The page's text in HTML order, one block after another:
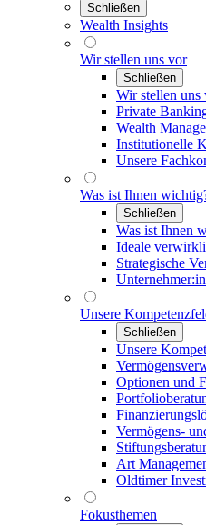
Schließen
Wealth Insights
Wir stellen uns vor
Schließen
Wir stellen uns
Private
Wealth
Institutionelle
Unsere
Was ist Ihnen
Schließen
Was ist Ihnen
Ideale
Strategische
Unsere
Schließen
Unsere
Optionen und
Vermögens-
Art
Oldtimer
Fokusthemen